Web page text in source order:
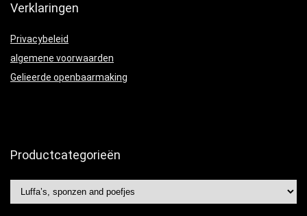
Verklaringen
Privacybeleid
algemene voorwaarden
Gelieerde openbaarmaking
Productcategorieën